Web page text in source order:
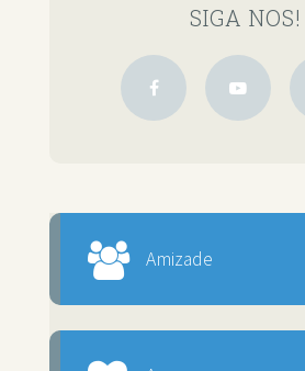
SIGA NOS!
Amizade